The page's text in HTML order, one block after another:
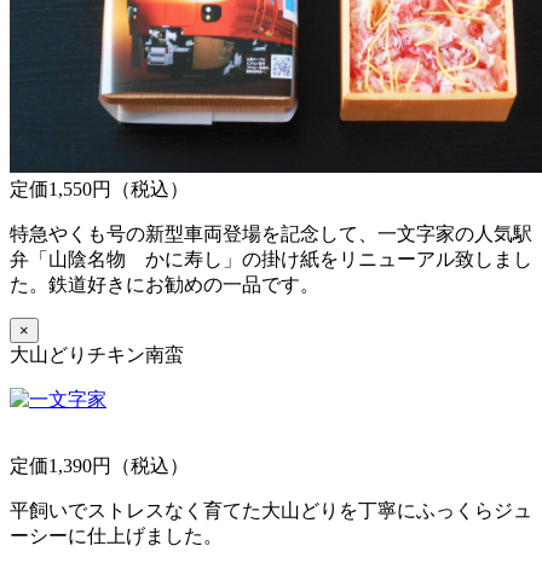
定価1,550円（税込）
特急やくも号の新型車両登場を記念して、一文字家の人気駅
弁「山陰名物 かに寿し」の掛け紙をリニューアル致しまし
た。鉄道好きにお勧めの一品です。
×
大山どりチキン南蛮
定価1,390円（税込）
平飼いでストレスなく育てた大山どりを丁寧にふっくらジュ
ーシーに仕上げました。